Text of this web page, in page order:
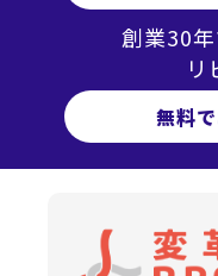
創業30年
リ
無料
無料でダウ